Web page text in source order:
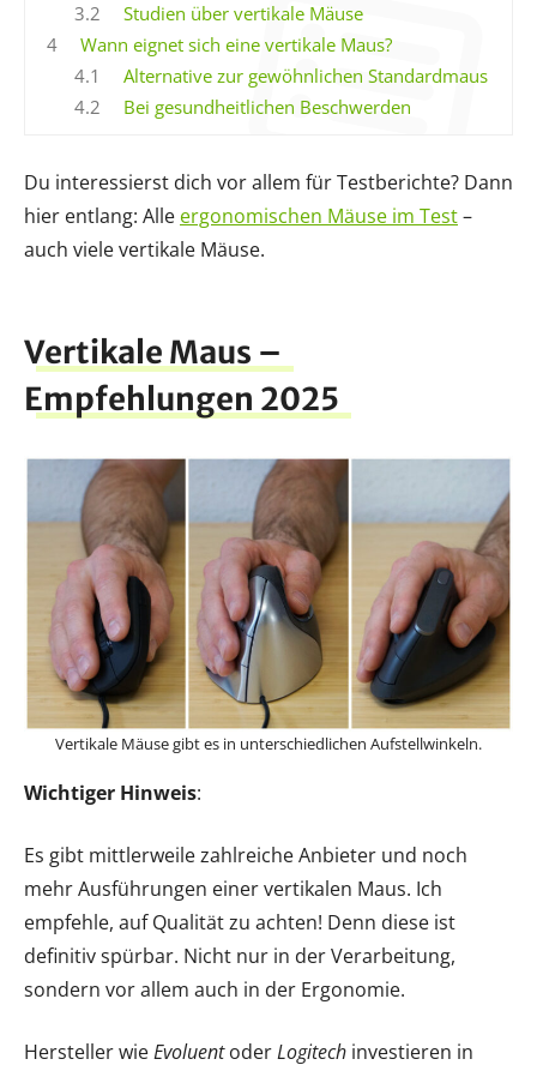
3.2
Studien über vertikale Mäuse
4
Wann eignet sich eine vertikale Maus?
4.1
Alternative zur gewöhnlichen Standardmaus
4.2
Bei gesundheitlichen Beschwerden
Du interessierst dich vor allem für Testberichte? Dann
hier entlang: Alle ergonomischen Mäuse im Test–
auch viele vertikale Mäuse.
Vertikale Maus –
Empfehlungen 2025
Vertikale Mäuse gibt es in unterschiedlichen Aufstellwinkeln.
Wichtiger Hinweis:
Es gibt mittlerweile zahlreiche Anbieter und noch
mehr Ausführungen einer vertikalen Maus. Ich
empfehle, auf Qualität zu achten! Denn diese ist
definitiv spürbar. Nicht nur in der Verarbeitung,
sondern vor allem auch in der Ergonomie.
Hersteller wieEvoluentoderLogitech investieren in